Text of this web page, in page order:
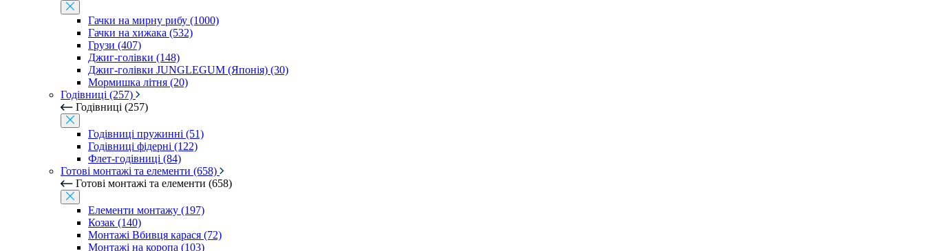
Гачки на мирну рибу (1000)
Гачки на хижака (532)
Грузи (407)
Джиг-голівки (148)
Джиг-голівки JUNGLEGUM (Японія) (30)
Мормишка літня (20)
Годівниці (257)
Годівниці (257)
Годівниці пружинні (51)
Годівниці фідерні (122)
Флет-годівниці (84)
Готові монтажі та елементи (658)
Готові монтажі та елементи (658)
Елементи монтажу (197)
Козак (140)
Монтажі Вбивця карася (72)
Монтажі на коропа (103)